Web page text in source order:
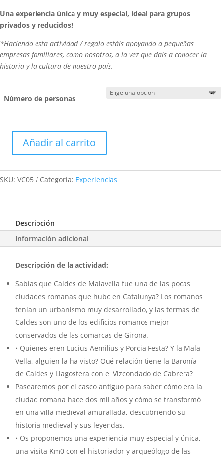
Una experiencia única y muy especial, ideal para grupos
privados y reducidos!
*Haciendo esta actividad / regalo estáis apoyando a pequeñas
empresas familiares, como nosotros, a la vez que dais a conocer la
historia y la cultura de nuestro país.
Número de personas
con
el
Romana
Medieval
Añadir al carrito
SKU: VC05 Categoría: Experiencias
Descripción
Información adicional
Descripción de la actividad:
Sabías que Caldes de Malavella fue una de las pocas
ciudades romanas que hubo en Catalunya? Los romanos
tenían un urbanismo muy desarrollado, y las termas de
Caldes son uno de los edificios romanos mejor
conservados de las comarcas de Girona.
• Quienes eren Lucius Aemilius y Porcia Festa? Y la Mala
Vella, alguien la ha visto? Qué relación tiene la Baronía
de Caldes y Llagostera con el Vizcondado de Cabrera?
Pasearemos por el casco antiguo para saber cómo era la
ciudad romana hace dos mil años y cómo se transformó
en una villa medieval amurallada, descubriendo su
historia medieval y sus leyendas.
• Os proponemos una experiencia muy especial y única,
una visita Km0 con el historiador y arqueólogo de las